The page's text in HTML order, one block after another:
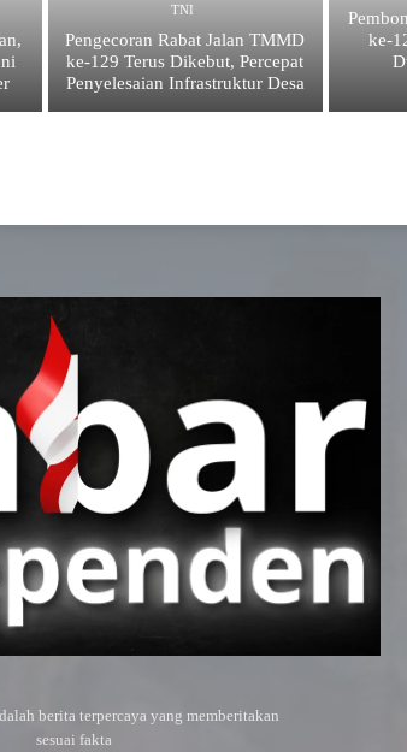
TNI
Pengecoran Rabat Jalan TMMD
ke-129 Terus Dikebut, Percepat
Penyelesaian Infrastruktur Desa
ke-
berita terpercaya yang memberitakan
sesuai fakta